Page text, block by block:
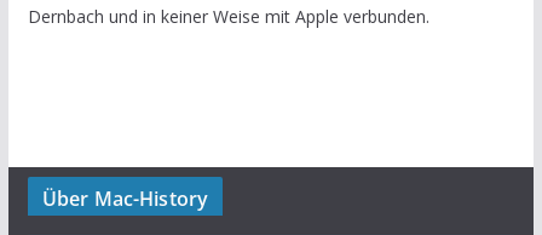
Dernbach und in keiner Weise mit Apple verbunden.
Über Mac-History